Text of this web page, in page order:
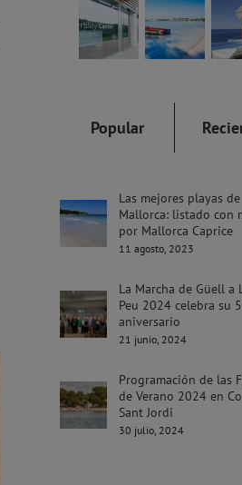
Popular
Las mejores playas de
Mallorca: listado con
por Mallorca Caprice
11 agosto, 2023
La Marcha de Güell a
Peu 2024 celebra su
aniversario
21 junio, 2024
Programación de las
de Verano 2024 en
Sant Jordi
30 julio, 2024